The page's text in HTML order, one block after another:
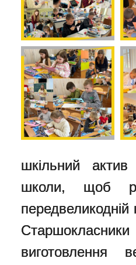
шкільний актив
школи, щоб
передвеликодній
виготовлення